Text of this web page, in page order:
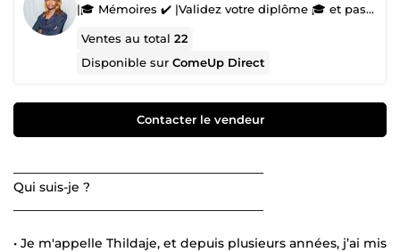
|🎓 Mémoires ✔️ |Validez votre diplôme 🎓 et passez à la prochaine étape ✔️ |
Ventes au total22
Disponible surComeUp Direct
Contacter le vendeur
Qui suis-je ?
• Je m'appelle Thildaje, et depuis plusieurs années, j’ai mis